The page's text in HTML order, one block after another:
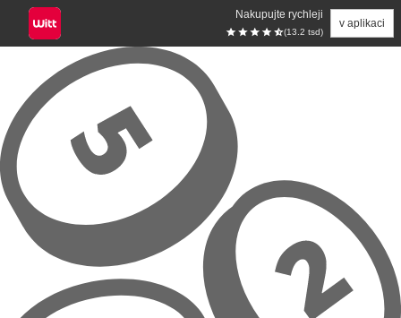
Nakupujte rychleji
(13.2 tsd)
v aplikaci
Přeskočit na hlavní obsah